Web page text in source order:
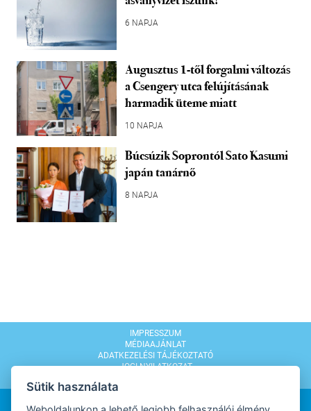
6 NAPJA
Augusztus 1-től forgalmi változás
a Csengery utca felújításának
harmadik üteme miatt
10 NAPJA
Búcsúzik Soprontól Sato Kasumi
japán tanárnő
8 NAPJA
IMPRESSZUM
MÉDIAAJÁNLAT
ADATKEZELÉSI TÁJÉKOZTATÓ
JOGI NYILATKOZAT
Sütik használata